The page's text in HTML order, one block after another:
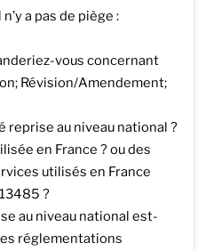
a pas de piège :
vous concernant
Révision/Amendement;
reprise au niveau national ?
en France ? ou des
utilisés en France
?
au niveau national est-
réglementations